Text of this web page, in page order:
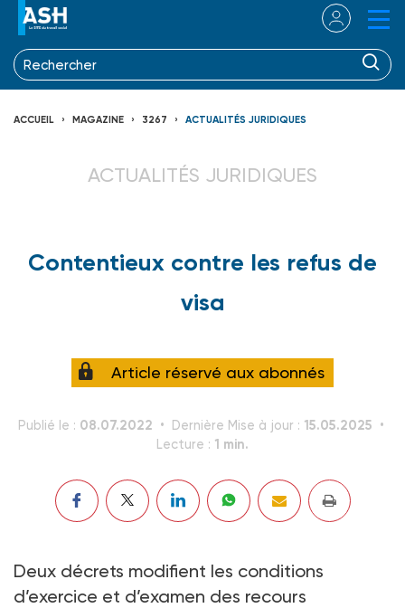
ACCUEIL MAGAZINE 3267 ACTUALITÉS JURIDIQUES
ACTUALITÉS JURIDIQUES
Contentieux contre les refus de
visa
Article réservé aux abonnés
Publié le : 08.07.2022 Dernière Mise à jour : 15.05.2025
Lecture : 1 min.
Deux décrets modifient les conditions
d’exercice et d’examen des recours